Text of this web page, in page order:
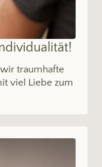
traumhafte
viel Liebe zum